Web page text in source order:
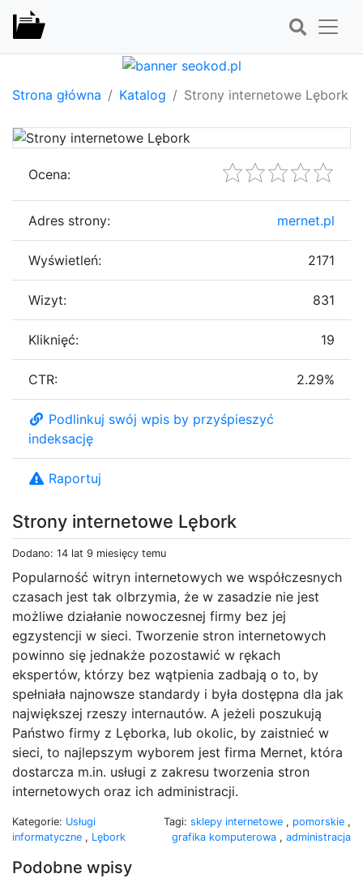
Strona główna Katalog Strony internetowe Lębork
Strony internetowe Lębork
Dodano: 14 lat 9 miesięcy temu
Popularność witryn internetowych we współczesnych
czasach jest tak olbrzymia, że w zasadzie nie jest
możliwe działanie nowoczesnej firmy bez jej
egzystencji w sieci. Tworzenie stron internetowych
powinno się jednakże pozostawić w rękach
ekspertów, którzy bez wątpienia zadbają o to, by
spełniała najnowsze standardy i była dostępna dla jak
największej rzeszy internautów. A jeżeli poszukują
Państwo firmy z Lęborka, lub okolic, by zaistnieć w
sieci, to najlepszym wyborem jest firma Mernet, która
dostarcza m.in. usługi z zakresu tworzenia stron
internetowych oraz ich administracji.
Kategorie: Usługi
informatyczne , Lębork
Tagi: sklepy internetowe , pomorskie ,
grafika komputerowa , administracja
Podobne wpisy
Ocena:
Adres strony: mernet.pl
Wyświetleń: 2171
Wizyt: 831
Kliknięć: 19
CTR: 2.29%
Podlinkuj swój wpis by przyśpieszyć
indeksację
Raportuj